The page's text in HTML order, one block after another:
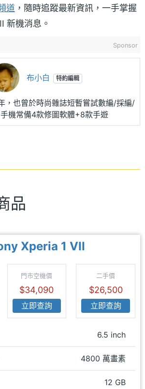
道 ，隨時追蹤最新資訊，一手掌握
新機消息。
Sponsor
布小白 特約編輯
，也曾於時尚雜誌短暫嘗試數編/採編/
機常備4款修圖軟體+8款手遊
品
Xperia 1 VII
門市空機價
$34,090
立即查詢
二手價
$26,500
立即查詢
6.5 inch
4800 萬畫素
12 GB